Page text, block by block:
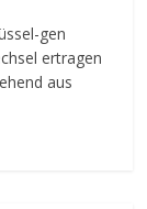
gen
ertragen
aus